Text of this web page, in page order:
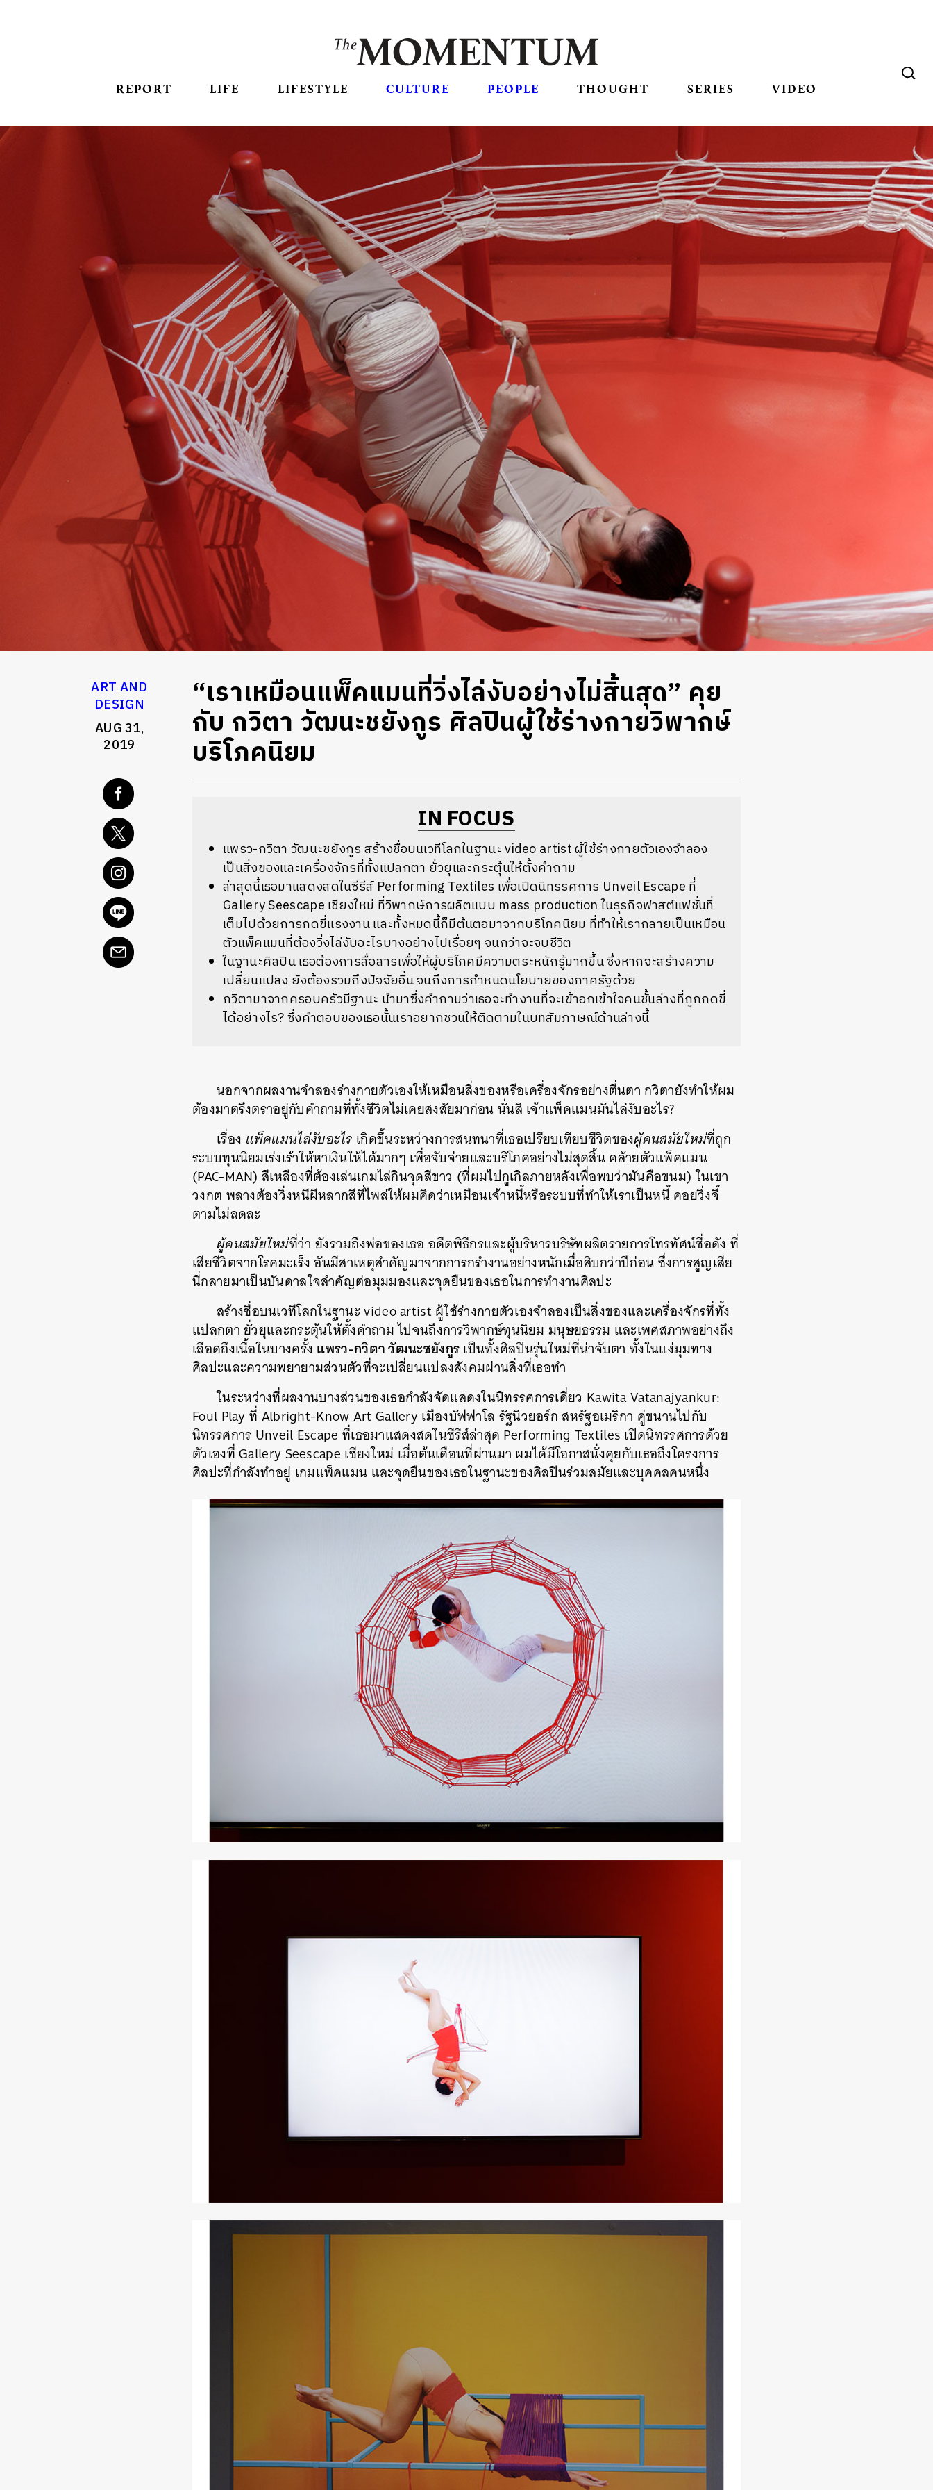
REPORT LIFE LIFESTYLE CULTURE PEOPLE THOUGHT SERIES VIDEO
ART AND
DESIGN
AUG 31,
2019
“เราเหมือนแพ็คแมนที่วิ่งไล่งับอย่างไม่สิ้นสุด” คุย
กับ กวิตา วัฒนะชยังกูร ศิลปินผู้ใช้ร่างกายวิพากษ์
บริโภคนิยม
IN FOCUS
แพรว-กวิตา วัฒนะชยังกูร สร้างชื่อบนเวทีโลกในฐานะ video artist ผู้ใช้ร่างกายตัวเองจำลอง
เป็นสิ่งของและเครื่องจักรที่ทั้งแปลกตา ยั่วยุและกระตุ้นให้ตั้งคำถาม
ล่าสุดนี้เธอมาแสดงสดในซีรีส์ Performing Textiles เพื่อเปิดนิทรรศการ Unveil Escape ที่
Gallery Seescape เชียงใหม่ ที่วิพากษ์การผลิตแบบ mass production ในธุรกิจฟาสต์แฟชั่นที่
เต็มไปด้วยการกดขี่แรงงาน และทั้งหมดนี้ก็มีต้นตอมาจากบริโภคนิยม ที่ทำให้เรากลายเป็นเหมือน
ตัวแพ็คแมนที่ต้องวิ่งไล่งับอะไรบางอย่างไปเรื่อยๆ จนกว่าจะจบชีวิต
ในฐานะศิลปิน เธอต้องการสื่อสารเพื่อให้ผู้บริโภคมีความตระหนักรู้มากขึ้น ซึ่งหากจะสร้างความ
เปลี่ยนแปลง ยังต้องรวมถึงปัจจัยอื่น จนถึงการกำหนดนโยบายของภาครัฐด้วย
กวิตามาจากครอบครัวมีฐานะ นำมาซึ่งคำถามว่าเธอจะทำงานที่จะเข้าอกเข้าใจคนชั้นล่างที่ถูกกดขี่
ได้อย่างไร? ซึ่งคำตอบของเธอนั้นเราอยากชวนให้ติดตามในบทสัมภาษณ์ด้านล่างนี้
นอกจากผลงานจำลองร่างกายตัวเองให้เหมือนสิ่งของหรือเครื่องจักรอย่างตื่นตา กวิตายังทำให้ผม
ต้องมาตรึงตราอยู่กับคำถามที่ทั้งชีวิตไม่เคยสงสัยมาก่อน นั่นสิ เจ้าแพ็คแมนมันไล่งับอะไร?
เรื่อง แพ็คแมนไล่งับอะไร เกิดขึ้นระหว่างการสนทนาที่เธอเปรียบเทียบชีวิตของผู้คนสมัยใหม่ที่ถูก
ระบบทุนนิยมเร่งเร้าให้หาเงินให้ได้มากๆ เพื่อจับจ่ายและบริโภคอย่างไม่สุดสิ้น คล้ายตัวแพ็คแมน
(PAC-MAN) สีเหลืองที่ต้องเล่นเกมไล่กินจุดสีขาว (ที่ผมไปกูเกิลภายหลังเพื่อพบว่ามันคือขนม) ในเขา
วงกต พลางต้องวิ่งหนีผีหลากสีที่ไพล่ให้ผมคิดว่าเหมือนเจ้าหนี้หรือระบบที่ทำให้เราเป็นหนี้ คอยวิ่งจี้
ตามไม่ลดละ
ผู้คนสมัยใหม่ที่ว่า ยังรวมถึงพ่อของเธอ อดีตพิธีกรและผู้บริหารบริษัทผลิตรายการโทรทัศน์ชื่อดัง ที่
เสียชีวิตจากโรคมะเร็ง อันมีสาเหตุสำคัญมาจากการกรำงานอย่างหนักเมื่อสิบกว่าปีก่อน ซึ่งการสูญเสีย
นี่กลายมาเป็นบันดาลใจสำคัญต่อมุมมองและจุดยืนของเธอในการทำงานศิลปะ
สร้างชื่อบนเวทีโลกในฐานะ video artist ผู้ใช้ร่างกายตัวเองจำลองเป็นสิ่งของและเครื่องจักรที่ทั้ง
แปลกตา ยั่วยุและกระตุ้นให้ตั้งคำถาม ไปจนถึงการวิพากษ์ทุนนิยม มนุษยธรรม และเพศสภาพอย่างถึง
เลือดถึงเนื้อในบางครั้ง แพรว-กวิตา วัฒนะชยังกูรเป็นทั้งศิลปินรุ่นใหม่ที่น่าจับตา ทั้งในแง่มุมทาง
ศิลปะและความพยายามส่วนตัวที่จะเปลี่ยนแปลงสังคมผ่านสิ่งที่เธอทำ
ในระหว่างที่ผลงานบางส่วนของเธอกำลังจัดแสดงในนิทรรศการเดี่ยว Kawita Vatanajyankur:
Foul Play ที่ Albright-Know Art Gallery เมืองบัฟฟาโล รัฐนิวยอร์ก สหรัฐอเมริกา คู่ขนานไปกับ
นิทรรศการ Unveil Escape ที่เธอมาแสดงสดในซีรีส์ล่าสุด Performing Textiles เปิดนิทรรศการด้วย
ตัวเองที่ Gallery Seescape เชียงใหม่ เมื่อต้นเดือนที่ผ่านมา ผมได้มีโอกาสนั่งคุยกับเธอถึงโครงการ
ศิลปะที่กำลังทำอยู่ เกมแพ็คแมน และจุดยืนของเธอในฐานะของศิลปินร่วมสมัยและบุคคลคนหนึ่ง
SHARE TWEET LINE EMAIL